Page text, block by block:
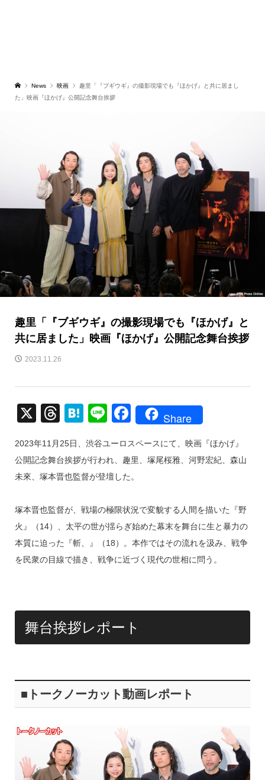
News 映画
趣里「『ブギウギ』の撮影現場でも『ほかげ』と共に居まし
た」映画『ほかげ』公開記念舞台挨拶
趣里「『ブギウギ』の撮影現場でも『ほかげ』と
共に居ました」映画『ほかげ』公開記念舞台挨拶
2023.11.26
X
T
e
a
s
H
e
n
Li
e
F
c
e
o
o
k
Share
2023年11月25日、渋谷ユーロスペースにて、映画『ほかげ』
公開記念舞台挨拶が行われ、趣里、塚尾桜雅、河野宏紀、森山
未來、塚本晋也監督が登壇した。
塚本晋也監督が、戦場の極限状況で変貌する人間を描いた『野
火』（14）、太平の世が揺らぎ始めた幕末を舞台に生と暴力の
本質に迫った『斬、』（18）。本作ではその流れを汲み、戦争
を民衆の目線で描き、戦争に近づく現代の世相に問う。
舞台挨拶レポート
■トークノーカット動画レポート